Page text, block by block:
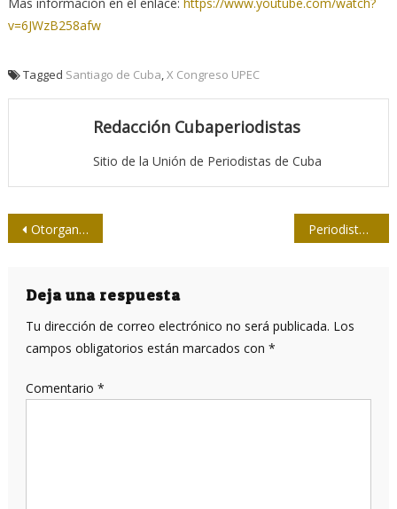
v=6JWzB258afw
Tagged Santiago de Cuba,X Congreso UPEC
Redacción Cubaperiodistas
Sitio de la Unión de Periodistas de Cuba
Navegación
entradas
Otorgan en Cienfuegos premios de Periodismo económico Periodistas de Puerto Padre tras el ala y color de la noticia
Deja una respuesta
Tu dirección de correo electrónico no será publicada. Los
campos obligatorios están marcados con *
Comentario *